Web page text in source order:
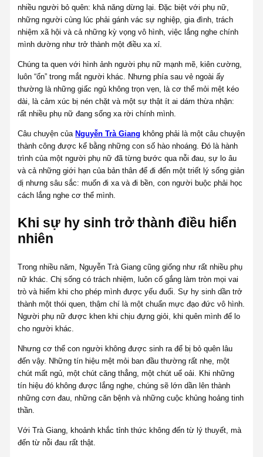
nhiều người bỏ quên: khả năng dừng lại. Đặc biệt với phụ nữ,
những người cùng lúc phải gánh vác sự nghiệp, gia đình, trách
nhiệm xã hội và cả những kỳ vọng vô hình, việc lắng nghe chính
mình dường như trở thành một điều xa xỉ.
Chúng ta quen với hình ảnh người phụ nữ mạnh mẽ, kiên cường,
luôn “ổn” trong mắt người khác. Nhưng phía sau vẻ ngoài ấy
thường là những giấc ngủ không trọn vẹn, là cơ thể mỏi mệt kéo
dài, là cảm xúc bị nén chặt và một sự thật ít ai dám thừa nhận:
rất nhiều phụ nữ đang sống xa rời chính mình.
Câu chuyện của Nguyễn Trà Giang không phải là một câu chuyện
thành công được kể bằng những con số hào nhoáng. Đó là hành
trình của một người phụ nữ đã từng bước qua nỗi đau, sự lo âu
và cả những giới hạn của bản thân để đi đến một triết lý sống giản
dị nhưng sâu sắc: muốn đi xa và đi bền, con người buộc phải học
cách lắng nghe cơ thể mình.
Khi sự hy sinh trở thành điều hiển
nhiên
Trong nhiều năm, Nguyễn Trà Giang cũng giống như rất nhiều phụ
nữ khác. Chị sống có trách nhiệm, luôn cố gắng làm tròn mọi vai
trò và hiếm khi cho phép mình được yếu đuối. Sự hy sinh dần trở
thành một thói quen, thậm chí là một chuẩn mực đạo đức vô hình.
Người phụ nữ được khen khi chịu đựng giỏi, khi quên mình để lo
cho người khác.
Nhưng cơ thể con người không được sinh ra để bị bỏ quên lâu
đến vậy. Những tín hiệu mệt mỏi ban đầu thường rất nhẹ, một
chút mất ngủ, một chút căng thẳng, một chút uể oải. Khi những
tín hiệu đó không được lắng nghe, chúng sẽ lớn dần lên thành
những cơn đau, những căn bệnh và những cuộc khủng hoảng tinh
thần.
Với Trà Giang, khoảnh khắc tỉnh thức không đến từ lý thuyết, mà
đến từ nỗi đau rất thật.